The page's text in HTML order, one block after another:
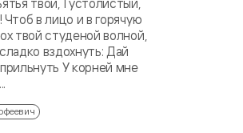
твои, Густолистый,
в лицо и в горячую
твой студеной волной,
вздохнуть: Дай
У корней мне